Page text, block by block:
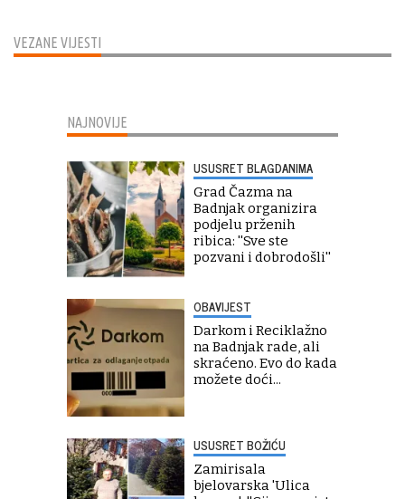
VEZANE VIJESTI
NAJNOVIJE
USUSRET BLAGDANIMA
Grad Čazma na
Badnjak organizira
podjelu prženih
ribica: ''Sve ste
pozvani i dobrodošli''
OBAVIJEST
Darkom i Reciklažno
na Badnjak rade, ali
skraćeno. Evo do kada
možete doći...
USUSRET BOŽIĆU
Zamirisala
bjelovarska 'Ulica